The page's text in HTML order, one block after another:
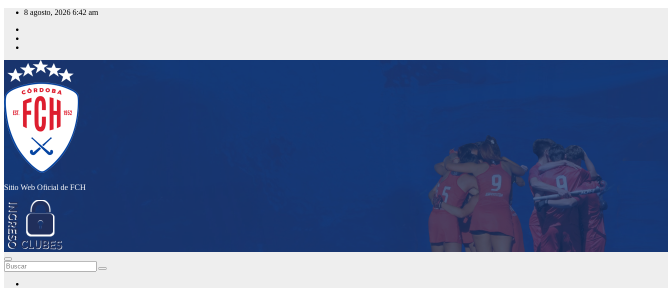
Saltar
contenido
8 agosto, 2026 6:42 am
Sitio Web Oficial de FCH